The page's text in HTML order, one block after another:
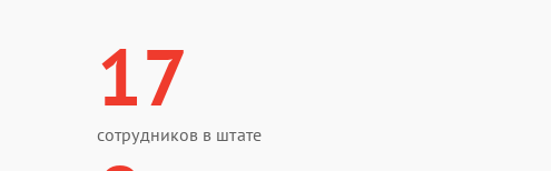
17
сотрудников в штате